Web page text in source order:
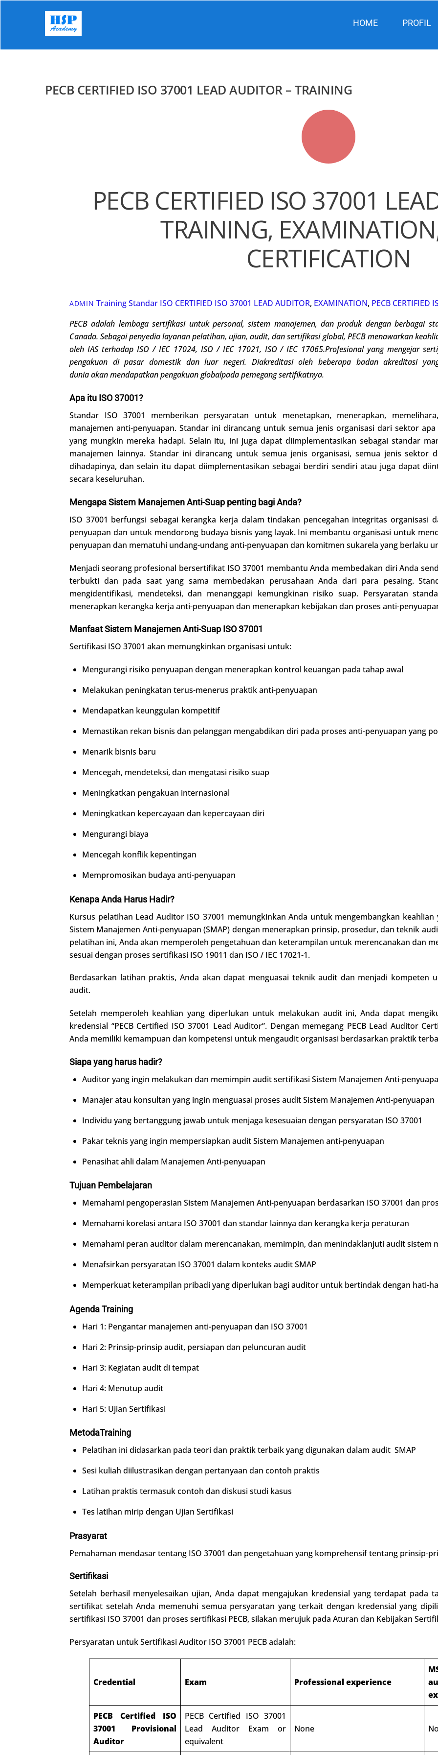
HOME PROFIL
PECB CERTIFIED ISO 37001 LEAD AUDITOR – TRAINING
PECB CERTIFIED ISO 37001
TRAINING,
CERTIFICATION
ADMIN Training Standar ISO CERTIFIED ISO 37001 LEAD AUDITOR, EXAMINATION, PECB CERTIFIED
PECB adalah lembaga sertifikasi untuk personal, sistem manajemen, dan produk dengan berbagai
Canada. Sebagai penyedia layanan pelatihan, ujian, audit, dan sertifikasi global, PECB menawarkan
oleh IAS terhadap ISO / IEC 17024, ISO / IEC 17021, ISO / IEC 17065.Profesional yang mengejar
pengakuan di pasar domestik dan luar negeri. Diakreditasi oleh beberapa badan akreditasi
duniaakanmendapatkanpengakuan globalpada pemegang sertifikatnya.
Apa itu ISO 37001?
Standar ISO 37001 memberikan persyaratan untuk menetapkan, menerapkan,
manajemen anti-penyuapan. Standar ini dirancang untuk semua jenis organisasi dari sektor
yang mungkin mereka hadapi. Selain itu, ini juga dapat diimplementasikan sebagai standar
manajemen lainnya. Standar ini dirancang untuk semua jenis organisasi, semua jenis sektor
dihadapinya, dan selain itu dapat diimplementasikan sebagai berdiri sendiri atau juga dapat
secara keseluruhan.
Mengapa Sistem Manajemen Anti-Suap penting bagi Anda?
ISO 37001 berfungsi sebagai kerangka kerja dalam tindakan pencegahan integritas
penyuapan dan untuk mendorong budaya bisnis yang layak. Ini membantu organisasi untuk
penyuapan dan mematuhi undang-undang anti-penyuapan dan komitmen sukarela yang berlaku
Menjadi seorang profesional bersertifikat ISO 37001 membantu Anda membedakan diri Anda
terbukti dan pada saat yang sama membedakan perusahaan Anda dari para pesaing.
mengidentifikasi, mendeteksi, dan menanggapi kemungkinan risiko suap. Persyaratan
menerapkan kerangka kerja anti-penyuapan dan menerapkan kebijakan dan proses anti-
Manfaat Sistem Manajemen Anti-Suap ISO 37001
Sertifikasi ISO 37001 akan memungkinkan organisasi untuk:
Mengurangi risiko penyuapan dengan menerapkan kontrol keuangan pada tahap awal
Melakukan peningkatan terus-menerus praktik anti-penyuapan
Mendapatkan keunggulan kompetitif
Memastikan rekan bisnis dan pelanggan mengabdikan diri pada proses anti-penyuapan yang
Menarik bisnis baru
Mencegah, mendeteksi, dan mengatasi risiko suap
Meningkatkan pengakuan internasional
Meningkatkan kepercayaan dan kepercayaan diri
Mengurangi biaya
Mencegah konflik kepentingan
Mempromosikan budaya anti-penyuapan
Kenapa Anda Harus Hadir?
Kursus pelatihan Lead Auditor ISO 37001 memungkinkan Anda untuk mengembangkan
Sistem Manajemen Anti-penyuapan (SMAP) dengan menerapkan prinsip, prosedur, dan teknik
pelatihan ini, Anda akan memperoleh pengetahuan dan keterampilan untuk merencanakan dan
sesuai dengan proses sertifikasi ISO 19011 dan ISO / IEC 17021-1.
Berdasarkan latihan praktis, Anda akan dapat menguasai teknik audit dan menjadi kompeten
audit.
Setelah memperoleh keahlian yang diperlukan untuk melakukan audit ini, Anda dapat
kredensial “PECB Certified ISO 37001 Lead Auditor”. Dengan memegang PECB Lead Auditor
Anda memiliki kemampuan dan kompetensi untuk mengaudit organisasi berdasarkan praktik
Siapa yang harus hadir?
Auditor yang ingin melakukan dan memimpin audit sertifikasi Sistem Manajemen Anti-
Manajer atau konsultan yang ingin menguasai proses audit Sistem Manajemen Anti-penyuapan
Individu yang bertanggung jawab untuk menjaga kesesuaian dengan persyaratan ISO 37001
Pakar teknis yang ingin mempersiapkan audit Sistem Manajemen anti-penyuapan
Penasihat ahli dalam Manajemen Anti-penyuapan
Tujuan Pembelajaran
Memahami pengoperasian Sistem Manajemen Anti-penyuapan berdasarkan ISO 37001 dan
Memahami korelasi antara ISO 37001 dan standar lainnya dan kerangka kerja peraturan
Memahami peran auditor dalam merencanakan, memimpin, dan menindaklanjuti audit sistem
Menafsirkan persyaratan ISO 37001 dalam konteks audit SMAP
Memperkuat keterampilan pribadi yang diperlukan bagi auditor untuk bertindak dengan hati-
AgendaTraining
Hari 1: Pengantar manajemen anti-penyuapan dan ISO 37001
Hari 2: Prinsip-prinsip audit, persiapan dan peluncuran audit
Hari 3: Kegiatan audit di tempat
Hari 4: Menutup audit
Hari 5: Ujian Sertifikasi
MetodaTraining
Pelatihan ini didasarkan pada teori dan praktik terbaik yang digunakan dalam audit SMAP
Sesi kuliah diilustrasikan dengan pertanyaan dan contoh praktis
Latihan praktis termasuk contoh dan diskusi studi kasus
Tes latihan mirip dengan Ujian Sertifikasi
Prasyarat
Pemahaman mendasar tentang ISO 37001 dan pengetahuan yang komprehensif tentang prinsip-
Sertifikasi
Setelah berhasil menyelesaikan ujian, Anda dapat mengajukan kredensial yang terdapat pada
sertifikat setelah Anda memenuhi semua persyaratan yang terkait dengan kredensial yang
sertifikasi ISO 37001 dan proses sertifikasi PECB, silakan merujuk pada Aturan dan Kebijakan
Persyaratan untuk Sertifikasi Auditor ISO 37001 PECB adalah:
Credential Exam Professional experience
PECB Certified ISO
37001 Provisional
Auditor
PECB Certified ISO 37001
Lead Auditor Exam or
equivalent
None